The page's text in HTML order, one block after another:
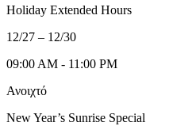
Holiday Extended Hours
12/27 – 12/30
09:00 AM - 11:00 PM
Ανοιχτό
New Year’s Sunrise Special